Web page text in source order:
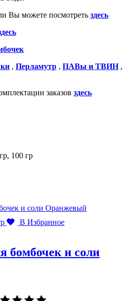
Вы можете посмотреть здесь
, Перламутр , ПАВы и ТВИН,
заказов здесь
100 гр
В Избранное
бомбочек и соли